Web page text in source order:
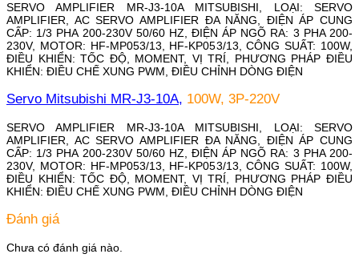
SERVO AMPLIFIER MR-J3-10A MITSUBISHI, LOẠI: SERVO
AMPLIFIER, AC SERVO AMPLIFIER ĐA NĂNG, ĐIỆN ÁP CUNG
CẤP: 1/3 PHA 200-230V 50/60 HZ, ĐIỆN ÁP NGÕ RA: 3 PHA 200-
230V, MOTOR: HF-MP053/13, HF-KP053/13, CÔNG SUẤT: 100W,
ĐIỀU KHIỂN: TỐC ĐỘ, MOMENT, VỊ TRÍ, PHƯƠNG PHÁP ĐIỀU
KHIỂN: ĐIỀU CHẾ XUNG PWM, ĐIỀU CHỈNH DÒNG ĐIỆN
Servo Mitsubishi MR-J3-10A, 100W, 3P-220V
SERVO AMPLIFIER MR-J3-10A MITSUBISHI, LOẠI: SERVO
AMPLIFIER, AC SERVO AMPLIFIER ĐA NĂNG, ĐIỆN ÁP CUNG
CẤP: 1/3 PHA 200-230V 50/60 HZ, ĐIỆN ÁP NGÕ RA: 3 PHA 200-
230V, MOTOR: HF-MP053/13, HF-KP053/13, CÔNG SUẤT: 100W,
ĐIỀU KHIỂN: TỐC ĐỘ, MOMENT, VỊ TRÍ, PHƯƠNG PHÁP ĐIỀU
KHIỂN: ĐIỀU CHẾ XUNG PWM, ĐIỀU CHỈNH DÒNG ĐIỆN
Đánh giá
Chưa có đánh giá nào.